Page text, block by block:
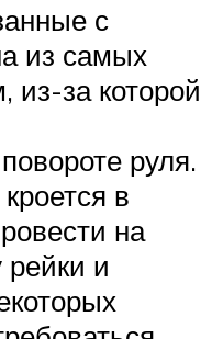
с
из самых
из-за которой
руля.
в
на
рейки и